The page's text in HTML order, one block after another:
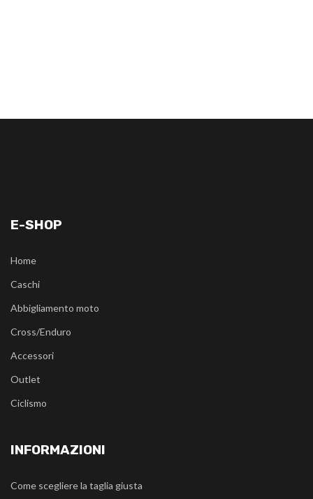
E-SHOP
Home
Caschi
Abbigliamento moto
Cross/Enduro
Accessori
Outlet
Ciclismo
INFORMAZIONI
Come scegliere la taglia giusta